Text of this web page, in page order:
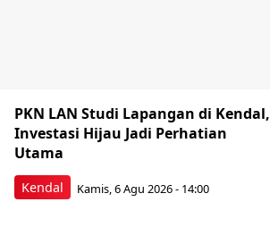
Kendal
PKN LAN Studi Lapangan di Kendal,
Investasi Hijau Jadi Perhatian
Utama
Kamis, 6 Agu 2026 - 14:00